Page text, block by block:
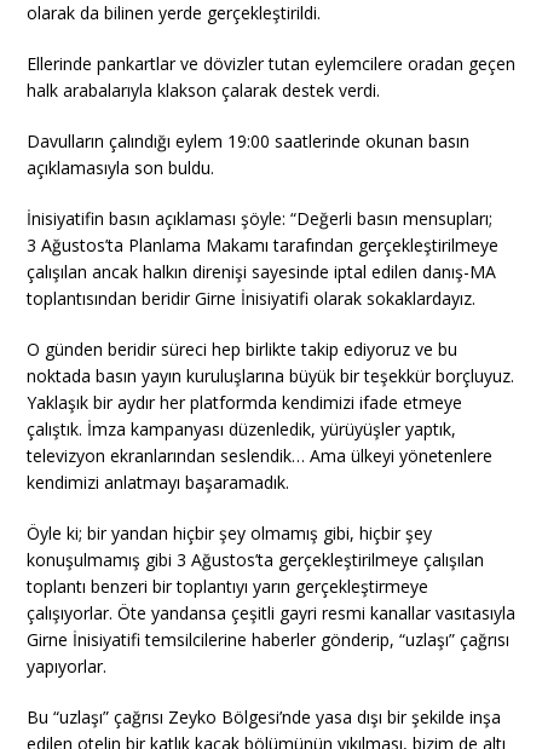
olarak da bilinen yerde gerçekleştirildi.
Ellerinde pankartlar ve dövizler tutan eylemcilere oradan geçen
halk arabalarıyla klakson çalarak destek verdi.
Davulların çalındığı eylem 19:00 saatlerinde okunan basın
açıklamasıyla son buldu.
İnisiyatifin basın açıklaması şöyle: “Değerli basın mensupları;
3 Ağustos’ta Planlama Makamı tarafından gerçekleştirilmeye
çalışılan ancak halkın direnişi sayesinde iptal edilen danış-MA
toplantısından beridir Girne İnisiyatifi olarak sokaklardayız.
O günden beridir süreci hep birlikte takip ediyoruz ve bu
noktada basın yayın kuruluşlarına büyük bir teşekkür borçluyuz.
Yaklaşık bir aydır her platformda kendimizi ifade etmeye
çalıştık. İmza kampanyası düzenledik, yürüyüşler yaptık,
televizyon ekranlarından seslendik… Ama ülkeyi yönetenlere
kendimizi anlatmayı başaramadık.
Öyle ki; bir yandan hiçbir şey olmamış gibi, hiçbir şey
konuşulmamış gibi 3 Ağustos’ta gerçekleştirilmeye çalışılan
toplantı benzeri bir toplantıyı yarın gerçekleştirmeye
çalışıyorlar. Öte yandansa çeşitli gayri resmi kanallar vasıtasıyla
Girne İnisiyatifi temsilcilerine haberler gönderip, “uzlaşı” çağrısı
yapıyorlar.
Bu “uzlaşı” çağrısı Zeyko Bölgesi’nde yasa dışı bir şekilde inşa
edilen otelin bir katlık kaçak bölümünün yıkılması, bizim de altı